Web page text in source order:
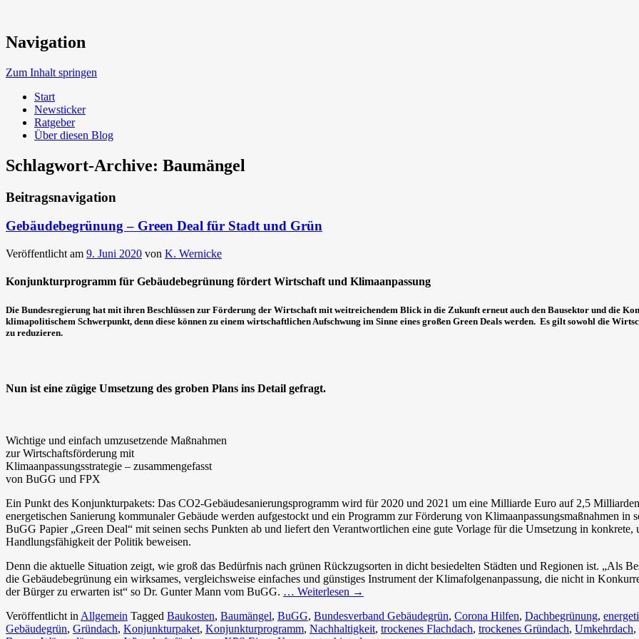
Umweltbewusst Bauen
Neue Trends beim Bauen der Zukunft
Navigation
Zum Inhalt springen
Start
Newsticker
Ratgeber
Über diesen Blog
Schlagwort-Archive: Baumängel
Beitragsnavigation
Gebäudebegrünung – Green Deal für Stadt und Grün
Veröffentlicht am 9. Juni 2020 von K. Wernicke
Konjunkturprogramm für Gebäudebegrünung fördert Wirtschaft und Klimaanpassung
Die Bundesregierung hat mit ihren Beschlüssen zur Förderung der Wirtschaft mit weitreichendem Blick in die Zukunft erneut auch den Bausektor und die
klimapolitischem Schwerpunkt, denn diese können zu einem wirtschaftlichen Aufschwung im Sinne eines großen Green Deals werden. Es gilt sowohl die
zu reduzieren.
Nun ist eine zügige Umsetzung des groben Plans ins Detail gefragt.
Wichtige und einfach umzusetzende Maßnahmen
zur Wirtschaftsförderung mit
Klimaanpassungsstrategie – zusammengefasst
von BuGG und FPX
Ein Punkt des Konjunkturpakets: Das CO2-Gebäudesanierungsprogramm wird für 2020 und 2021 um eine Milliarde Euro auf 2,5
energetischen Sanierung kommunaler Gebäude werden aufgestockt und ein Programm zur Förderung von Klimaanpassungsmaßnahmen
BuGG Papier „Green Deal“ mit seinen sechs Punkten ab und liefert den Verantwortlichen eine gute Vorlage für die Umsetzung in
Handlungsfähigkeit der Politik beweisen.
Denn die aktuelle Situation zeigt, wie groß das Bedürfnis nach grünen Rückzugsorten in dicht besiedelten Städten und Regionen ist. „Als
die Gebäudebegrünung ein wirksames, vergleichsweise einfaches und günstiges Instrument der Klimafolgenanpassung, die nicht in
der Bürger zu erwarten ist“ so Dr. Gunter Mann vom BuGG. … Weiterlesen →
Veröffentlicht in Allgemein Tagged Baukosten, Baumängel, BuGG, Bundesverband Gebäudegrün, Corona Hilfen, Dachbegrünung,
Gebäudegrün, Gründach, Konjunkturpaket, Konjunkturprogramm, Nachhaltigkeit, trockenes Flachdach, trockenes Gründach, Umkehrdach,